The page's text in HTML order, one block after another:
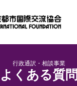
行政通訳・相談事業
よくある質問